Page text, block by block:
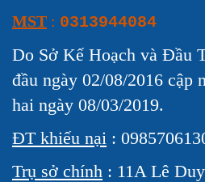
MST : 0313944084
Do Sở Kế Hoạch và Đầu
đầu ngày 02/08/2016 cập
hai ngày 08/03/2019.
ĐT khiếu nại :
Trụ sở chính : 11A Lê